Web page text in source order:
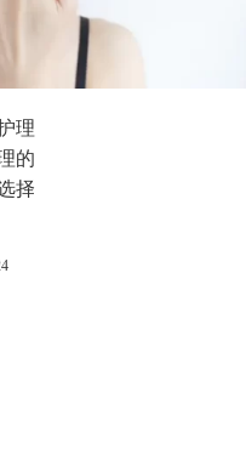
理
的
择